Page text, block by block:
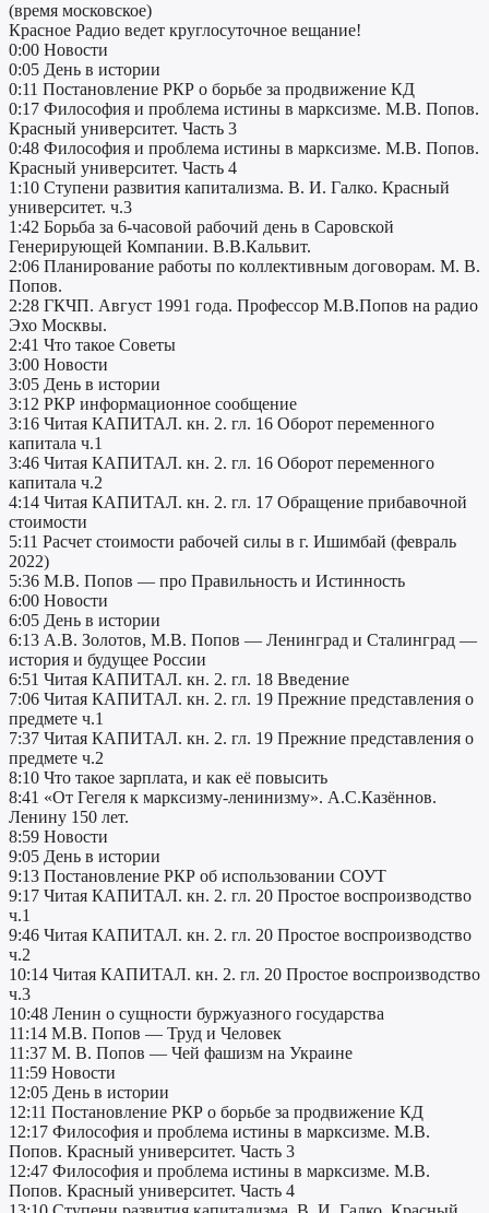
(время московское)
Красное Радио ведет круглосуточное вещание!
0:00 Новости
0:05 День в истории
0:11 Постановление РКР о борьбе за продвижение КД
0:17 Философия и проблема истины в марксизме. М.В. Попов.
Красный университет. Часть 3
0:48 Философия и проблема истины в марксизме. М.В. Попов.
Красный университет. Часть 4
1:10 Ступени развития капитализма. В. И. Галко. Красный
университет. ч.3
1:42 Борьба за 6-часовой рабочий день в Саровской
Генерирующей Компании. В.В.Кальвит.
2:06 Планирование работы по коллективным договорам. М. В.
Попов.
2:28 ГКЧП. Август 1991 года. Профессор М.В.Попов на радио
Эхо Москвы.
2:41 Что такое Советы
3:00 Новости
3:05 День в истории
3:12 РКР информационное сообщение
3:16 Читая КАПИТАЛ. кн. 2. гл. 16 Оборот переменного
капитала ч.1
3:46 Читая КАПИТАЛ. кн. 2. гл. 16 Оборот переменного
капитала ч.2
4:14 Читая КАПИТАЛ. кн. 2. гл. 17 Обращение прибавочной
стоимости
5:11 Расчет стоимости рабочей силы в г. Ишимбай (февраль
2022)
5:36 М.В. Попов — про Правильность и Истинность
6:00 Новости
6:05 День в истории
6:13 А.В. Золотов, М.В. Попов — Ленинград и Сталинград —
история и будущее России
6:51 Читая КАПИТАЛ. кн. 2. гл. 18 Введение
7:06 Читая КАПИТАЛ. кн. 2. гл. 19 Прежние представления о
предмете ч.1
7:37 Читая КАПИТАЛ. кн. 2. гл. 19 Прежние представления о
предмете ч.2
8:10 Что такое зарплата, и как её повысить
8:41 «От Гегеля к марксизму-ленинизму». А.С.Казённов.
Ленину 150 лет.
8:59 Новости
9:05 День в истории
9:13 Постановление РКР об использовании СОУТ
9:17 Читая КАПИТАЛ. кн. 2. гл. 20 Простое воспроизводство
ч.1
9:46 Читая КАПИТАЛ. кн. 2. гл. 20 Простое воспроизводство
ч.2
10:14 Читая КАПИТАЛ. кн. 2. гл. 20 Простое воспроизводство
ч.3
10:48 Ленин о сущности буржуазного государства
11:14 М.В. Попов — Труд и Человек
11:37 М. В. Попов — Чей фашизм на Украине
11:59 Новости
12:05 День в истории
12:11 Постановление РКР о борьбе за продвижение КД
12:17 Философия и проблема истины в марксизме. М.В.
Попов. Красный университет. Часть 3
12:47 Философия и проблема истины в марксизме. М.В.
Попов. Красный университет. Часть 4